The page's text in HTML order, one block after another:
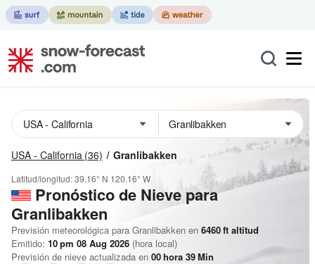
USA - California (36) Granlibakken
Latitud/longitud:39.16° N 120.16° W
Pronóstico de Nieve para
Granlibakken
Previsión meteorológica para Granlibakken en 6460ft altitud
Emitido: 10 pm 08 Aug 2026 (hora local)
Previsión de nieve actualizada en 00hora 39Min